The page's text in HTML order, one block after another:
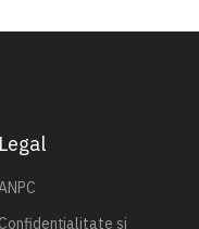
Legal
Confidențialitate și